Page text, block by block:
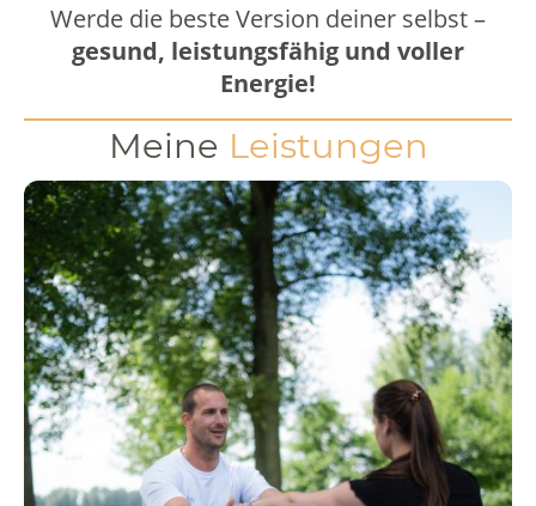
Werde die beste Version deiner selbst –
gesund, leistungsfähig und voller
Energie!
Meine Leistungen